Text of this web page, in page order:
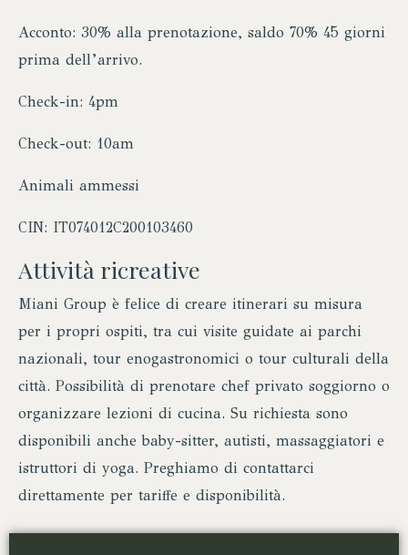
Acconto: 30% alla prenotazione, saldo 70% 45 giorni
prima dell’arrivo.
Check-in: 4pm
Check-out: 10am
Animali ammessi
CIN: IT074012C200103460
Attività ricreative
Miani Group è felice di creare itinerari su misura
per i propri ospiti, tra cui visite guidate ai parchi
nazionali, tour enogastronomici o tour culturali della
città. Possibilità di prenotare chef privato soggiorno o
organizzare lezioni di cucina. Su richiesta sono
disponibili anche baby-sitter, autisti, massaggiatori e
istruttori di yoga. Preghiamo di contattarci
direttamente per tariffe e disponibilità.